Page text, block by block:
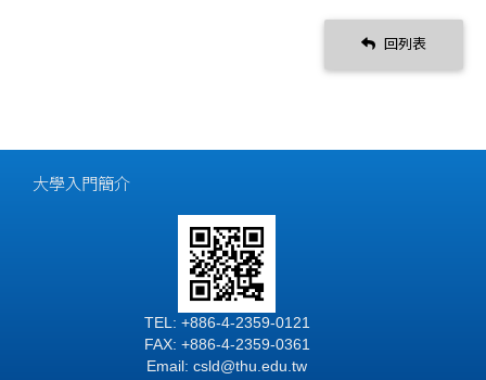
回列表
大學入門簡介
TEL: +886-4-2359-0121
FAX: +886-4-2359-0361
Email: csld@thu.edu.tw